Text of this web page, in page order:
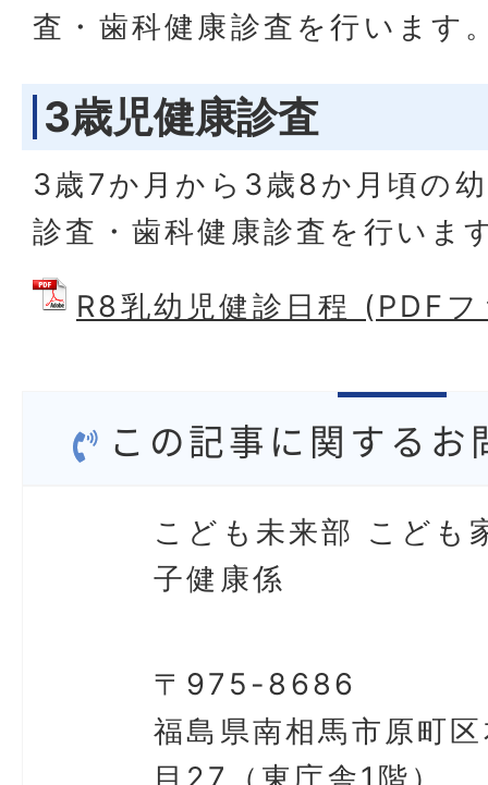
査・歯科健康診査を行います
3歳児健康診査
3歳7か月から3歳8か月頃の
診査・歯科健康診査を行いま
R8乳幼児健診日程 (PDF
この記事に関するお
こども未来部 こども
子健康係
〒975-8686
福島県南相馬市原町
目27（東庁舎1階）